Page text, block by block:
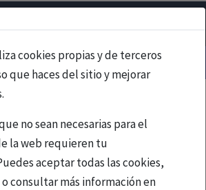
cookies propias y de terceros
que haces del sitio y mejorar
no sean necesarias para el
la web requieren tu
aceptar todas las cookies,
consultar más información en